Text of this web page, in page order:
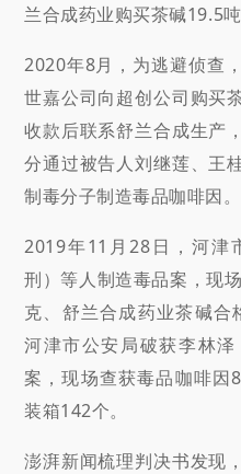
兰合成药业购买茶碱19.5吨
2020年8月，为逃避侦查
世嘉公司向超创公司购买
收款后联系舒兰合成生产
分通过被告人刘继莲、王
制毒分子制造毒品咖啡因。
2019年11月28日，河津
刑）等人制造毒品案，现
克、舒兰合成药业茶碱合
河津市公安局破获李林
案，现场查获毒品咖啡因
装箱142个。
澎湃新闻梳理判决书发现